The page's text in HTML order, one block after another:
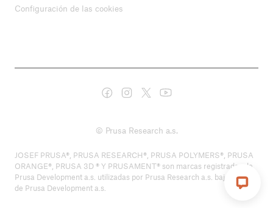
Configuración de las cookies
© Prusa Research a.s.
JOSEF PRUSA®, PRUSA RESEARCH®, PRUSA POLYMERS®, PRUSA
ORANGE®, PRUSA 3D ® Y PRUSAMENT® son marcas registradas de
Prusa Development a.s. utilizadas por Prusa Research a.s. bajo licencia
de Prusa Development a.s.